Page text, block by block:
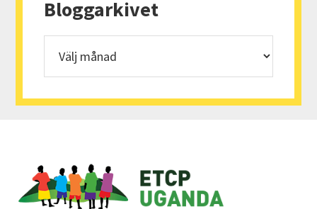
sidofält
Bloggarkivet
Footer